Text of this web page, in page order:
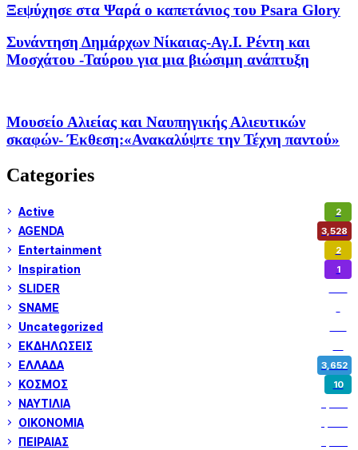
Ξεψύχησε στα Ψαρά ο καπετάνιος του Psara Glory
Συνάντηση Δημάρχων Νίκαιας-Αγ.Ι. Ρέντη και
Μοσχάτου -Ταύρου για μια βιώσιμη ανάπτυξη
Μουσείο Αλιείας και Ναυπηγικής Αλιευτικών
σκαφών- Έκθεση:«Ανακαλύψτε την Τέχνη παντού»
Categories
Active 2
AGENDA 3,528
Entertainment 2
Inspiration 1
SLIDER
SNAME
Uncategorized
ΕΚΔΗΛΩΣΕΙΣ
ΕΛΛΑΔΑ 3,652
ΚΟΣΜΟΣ 10
ΝΑΥΤΙΛΙΑ
ΟΙΚΟΝΟΜΙΑ
ΠΕΙΡΑΙΑΣ